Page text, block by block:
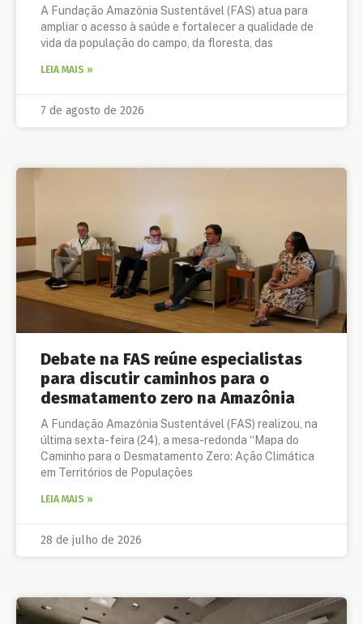
A Fundação Amazônia Sustentável (FAS) atua para
ampliar o acesso à saúde e fortalecer a qualidade de
vida da população do campo, da floresta, das
LEIA MAIS »
7 de agosto de 2026
Debate na FAS reúne especialistas
para discutir caminhos para o
desmatamento zero na Amazônia
A Fundação Amazônia Sustentável (FAS) realizou, na
última sexta-feira (24), a mesa-redonda “Mapa do
Caminho para o Desmatamento Zero: Ação Climática
em Territórios de Populações
LEIA MAIS »
28 de julho de 2026